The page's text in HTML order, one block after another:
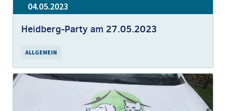
04.05.2023
Heidberg-Party am 27.05.2023
ALLGEMEIN